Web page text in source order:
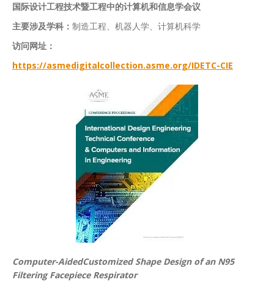
国际设计工程技术暨工程中的计算机和信息学会议
主要涉及学科： 制造工程、机器人学、计算机科学
访问网址：
https://asmedigitalcollection.asme.org/IDETC-CIE
Computer-AidedCustomized Shape Design of an N95
Filtering Facepiece Respirator